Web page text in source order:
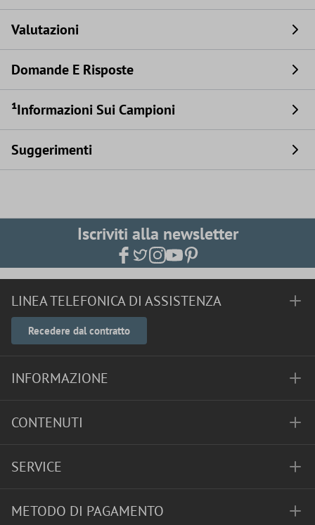
Valutazioni
Domande E Risposte
¹Informazioni Sui Campioni
Suggerimenti
Iscriviti alla newsletter
LINEA TELEFONICA DI ASSISTENZA
Recedere dal contratto
INFORMAZIONE
CONTENUTI
SERVICE
METODO DI PAGAMENTO